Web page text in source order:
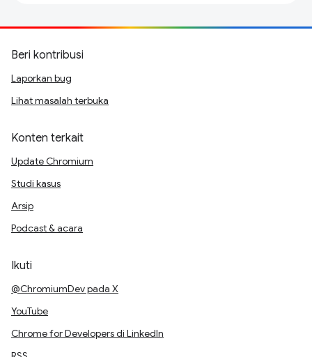
Beri kontribusi
Laporkan bug
Lihat masalah terbuka
Konten terkait
Update Chromium
Studi kasus
Arsip
Podcast & acara
Ikuti
@ChromiumDev pada X
YouTube
Chrome for Developers di LinkedIn